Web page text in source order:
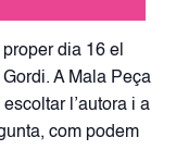
dia 16 el
A Mala Peça
l’autora i a
com podem